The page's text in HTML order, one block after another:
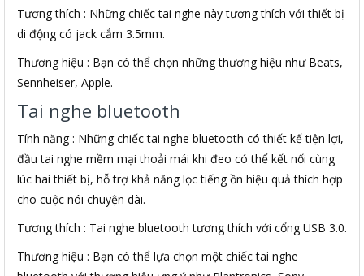
Tương thích : Những chiếc tai nghe này tương thích với thiết bị
di động có jack cắm 3.5mm.
Thương hiệu : Bạn có thể chọn những thương hiệu như Beats,
Sennheiser, Apple.
Tai nghe bluetooth
Tính năng : Những chiếc tai nghe bluetooth có thiết kế tiện lợi,
đầu tai nghe mềm mại thoải mái khi đeo có thể kết nối cùng
lúc hai thiết bị, hỗ trợ khả năng lọc tiếng ồn hiệu quả thích hợp
cho cuộc nói chuyện dài.
Tương thích : Tai nghe bluetooth tương thích với cổng USB 3.0.
Thương hiệu : Bạn có thể lựa chọn một chiếc tai nghe